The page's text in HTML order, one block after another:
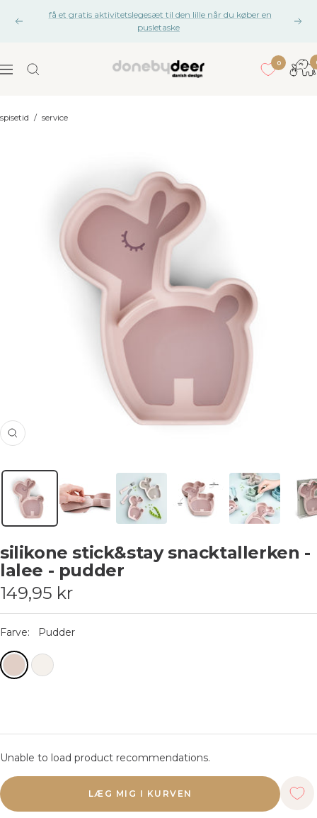
Tidligere
få et gratis aktivitetslegesæt til den lille når du køber en
pusletaske
Navigation
Done
0
spisetid / service
Zoom
silikone stick&stay snacktallerken -
lalee - pudder
Udsalgspris
149,95 kr
Farve: Pudder
Unable to load product recommendations.
LÆG MIG I KURVEN